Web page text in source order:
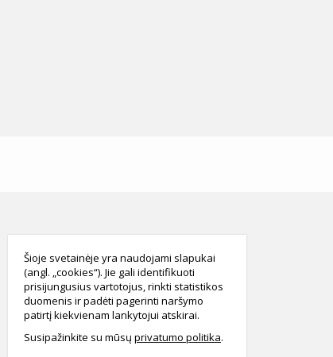
Šioje svetainėje yra naudojami slapukai
(angl. „cookies“). Jie gali identifikuoti
prisijungusius vartotojus, rinkti statistikos
duomenis ir padėti pagerinti naršymo
patirtį kiekvienam lankytojui atskirai.
Susipažinkite su mūsų privatumo politika